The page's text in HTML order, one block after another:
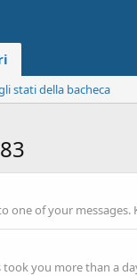
stati della bacheca
one of your
took you more than a